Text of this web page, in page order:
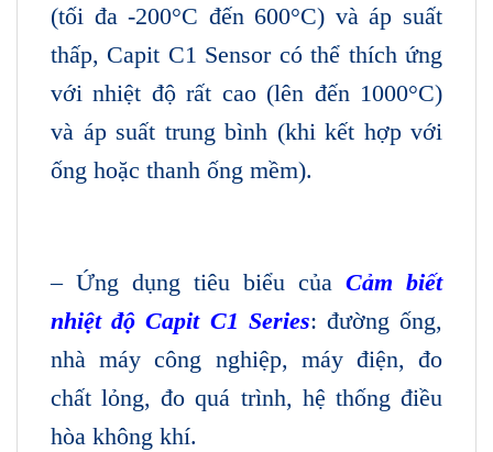
(tối đa -200°C đến 600°C) và áp suất
thấp, Capit C1 Sensor có thể thích ứng
với nhiệt độ rất cao (lên đến 1000°C)
và áp suất trung bình (khi kết hợp với
ống hoặc thanh ống mềm).
– Ứng dụng tiêu biểu của Cảm biết
nhiệt độ Capit C1 Series: đường ống,
nhà máy công nghiệp, máy điện, đo
chất lỏng, đo quá trình, hệ thống điều
hòa không khí.